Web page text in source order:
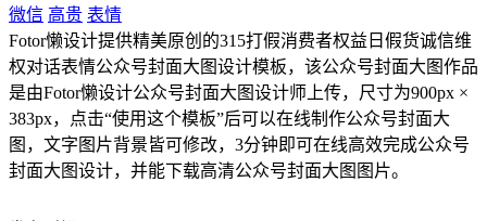
微信 高贵 表情
Fotor懒设计提供精美原创的315打假消费者权益日假货诚信维
权对话表情公众号封面大图设计模板，该公众号封面大图作品
是由Fotor懒设计公众号封面大图设计师上传，尺寸为900px ×
383px，点击“使用这个模板”后可以在线制作公众号封面大
图，文字图片背景皆可修改，3分钟即可在线高效完成公众号
封面大图设计，并能下载高清公众号封面大图图片。